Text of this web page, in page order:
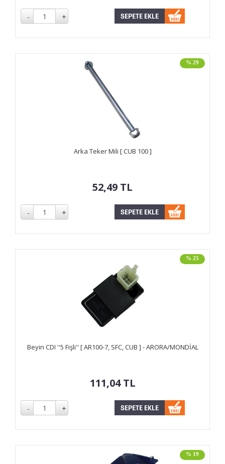
% 29
Arka Teker Mili [ CUB 100 ]
52,49 TL
% 25
Beyin CDI ''5 Fişli'' [ AR100-7, SFC, CUB ] - ARORA/MONDİAL
111,04TL
% 19